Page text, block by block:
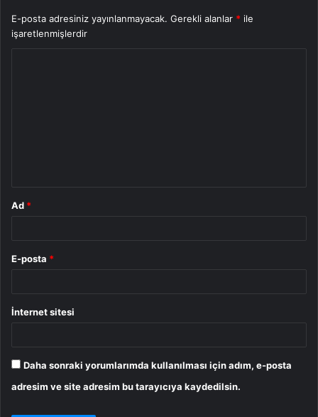
E-posta adresiniz yayınlanmayacak. Gerekli alanlar * ile
işaretlenmişlerdir
Ad *
E-posta *
İnternet sitesi
Daha sonraki yorumlarımda kullanılması için adım, e-posta
adresim ve site adresim bu tarayıcıya kaydedilsin.